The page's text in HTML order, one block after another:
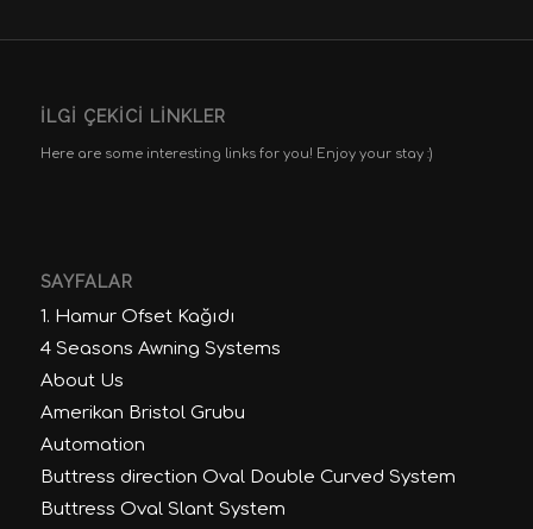
İLGI ÇEKICI LINKLER
Here are some interesting links for you! Enjoy your stay :)
SAYFALAR
1. Hamur Ofset Kağıdı
4 Seasons Awning Systems
About Us
Amerikan Bristol Grubu
Automation
Buttress direction Oval Double Curved System
Buttress Oval Slant System